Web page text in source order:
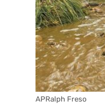
APRalph Freso